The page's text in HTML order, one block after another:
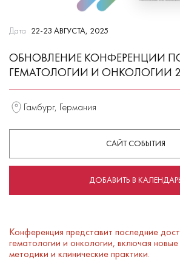
Дата 22-23 АВГУСТА, 2025
ОБНОВЛЕНИЕ КОНФЕРЕНЦИИ
ГЕМАТОЛОГИИ И ОНКОЛОГИИ
Гамбург, Германия
САЙТ СОБЫТИЯ
ДОБАВИТЬ В
Конференция представит последние
гематологии и онкологии, включая
методики и клинические практики.